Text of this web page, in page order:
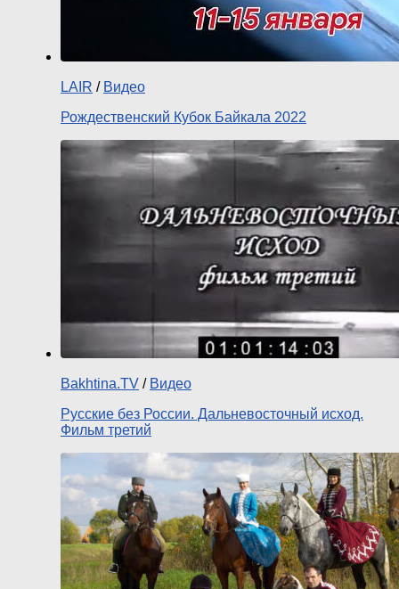
LAIR / Видео
Рождественский Кубок Байкала 2022
Bakhtina.TV / Видео
Русские без России. Дальневосточный исход.
Фильм третий